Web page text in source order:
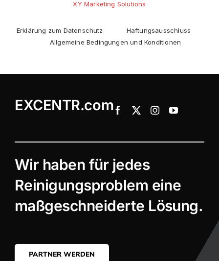
XY Marketing Solutions
Erklärung zum Datenschutz
Haftungsausschluss
Allgemeine Bedingungen und Konditionen
EXCENTR.com
Wir haben für jedes
Reinigungsproblem eine
maßgeschneiderte Lösung.
PARTNER WERDEN